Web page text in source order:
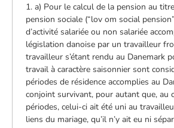
1. a) Pour le calcul de la pension au
pension sociale (“lov om social
d’activité salariée ou non salariée
législation danoise par un travailleur
travailleur s’étant rendu au Danemark
travail à caractère saisonnier sont
périodes de résidence accomplies au
conjoint survivant, pour autant que, au
périodes, celui-ci ait été uni au
liens du mariage, qu’il n’y ait eu ni